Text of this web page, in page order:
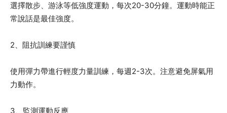
選擇散步、游泳等低強度運動，每次20-30分鐘。運動時能正
常說話是最佳強度。
2、阻抗訓練要謹慎
使用彈力帶進行輕度力量訓練，每週2-3次。注意避免屏氣用
力動作。
3、監測運動反應